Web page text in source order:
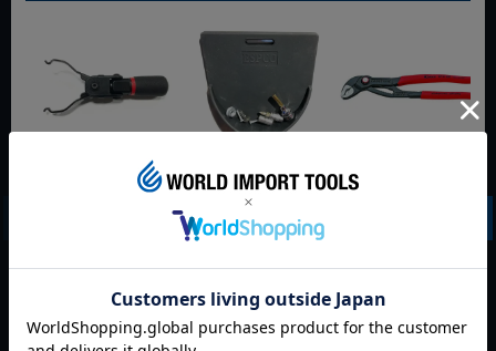
WIT マルチアングル
クィックツール CL-
6,248
¥4,373税込
WIT マグネットツー
ルマット ブラック
定価 ¥0
¥ 3,465税込
クニペックス コブラ
クイックセット
定価 ¥9,350
¥6,545税込